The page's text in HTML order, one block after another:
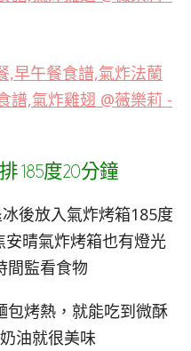
185度20分鐘
後放入氣炸烤箱185度
晴氣炸烤箱也有燈光
間監看食物
包烤熱，就能吃到微酥
油就很美味